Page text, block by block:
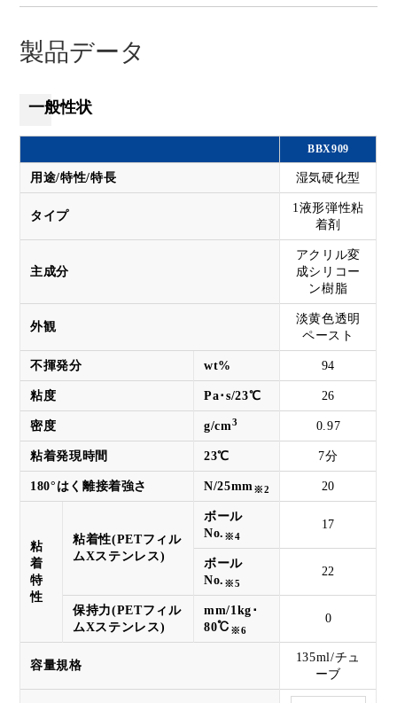
製品データ
一般性状
BBX909
用途/特性/特長 湿気硬化型
タイプ
1液形弾性粘
着剤
主成分
アクリル変
成シリコー
ン樹脂
外観
淡黄色透明
ペースト
不揮発分 wt% 94
粘度 Pa･s/23℃ 26
密度 g/cm3 0.97
粘着発現時間 23℃ 7分
180°はく離接着強さ N/25mm※2 20
粘
着
特
性
粘着性(PETフィル
ムXステンレス)
ボール
No. ※4
17
ボール
No. ※5
22
保持力(PETフィル
ムXステンレス)
mm/1kg･
80℃ ※6
0
容量規格
135ml/チュ
ーブ